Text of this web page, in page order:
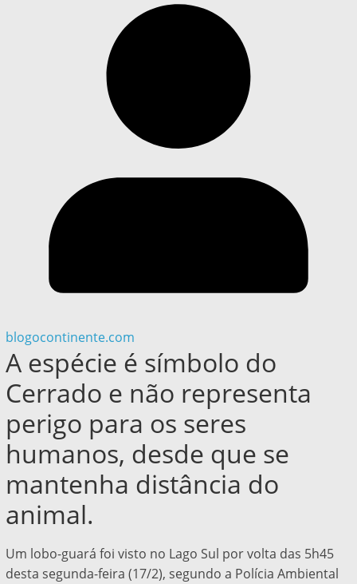
blogocontinente.com
A espécie é símbolo do
Cerrado e não representa
perigo para os seres
humanos, desde que se
mantenha distância do
animal.
Um lobo-guará foi visto no Lago Sul por volta das 5h45
desta segunda-feira (17/2), segundo a Polícia Ambiental